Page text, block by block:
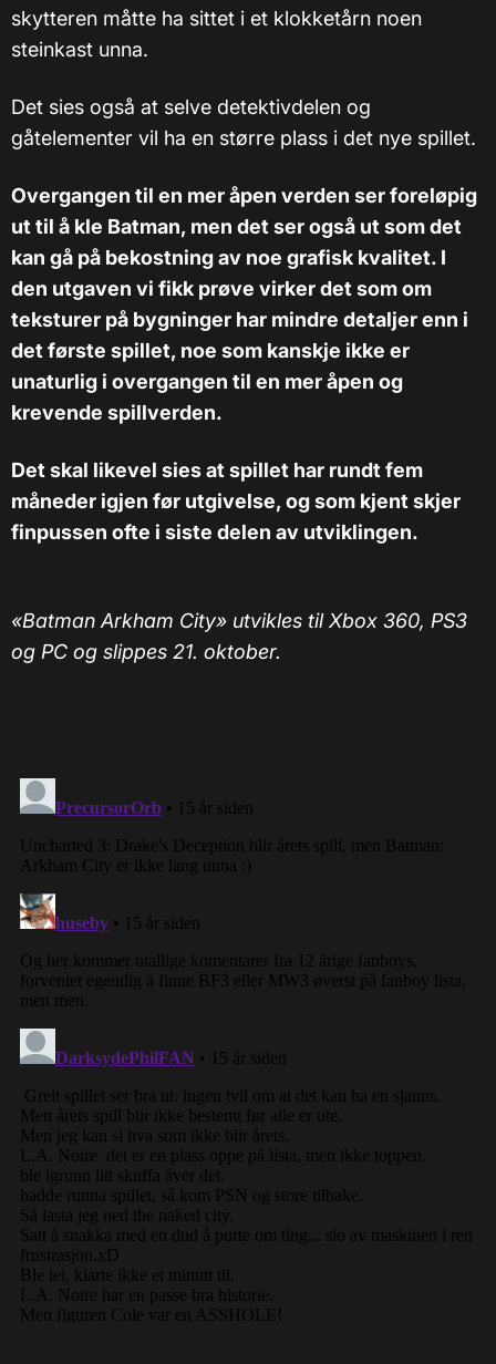
skytteren måtte ha sittet i et klokketårn noen
steinkast unna.
Det sies også at selve detektivdelen og
gåtelementer vil ha en større plass i det nye spillet.
Overgangen til en mer åpen verden ser foreløpig
ut til å kle Batman, men det ser også ut som det
kan gå på bekostning av noe grafisk kvalitet. I
den utgaven vi fikk prøve virker det som om
teksturer på bygninger har mindre detaljer enn i
det første spillet, noe som kanskje ikke er
unaturlig i overgangen til en mer åpen og
krevende spillverden.
Det skal likevel sies at spillet har rundt fem
måneder igjen før utgivelse, og som kjent skjer
finpussen ofte i siste delen av utviklingen.
«Batman Arkham City» utvikles til Xbox 360, PS3
og PC og slippes 21. oktober.